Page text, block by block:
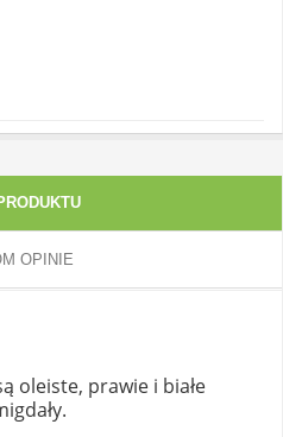
OPINIE
oleiste, prawie i białe